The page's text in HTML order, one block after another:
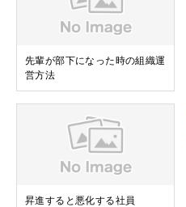
先輩が部下になった時の組織運
営方法
昇進すると悪化する社員